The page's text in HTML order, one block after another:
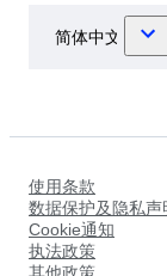
使用条款
数据保护及隐私声
Cookie通知
执法政策